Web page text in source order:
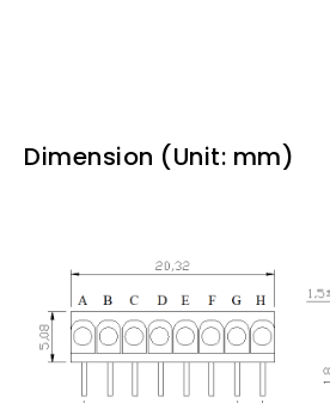
Dimension (Unit: mm)